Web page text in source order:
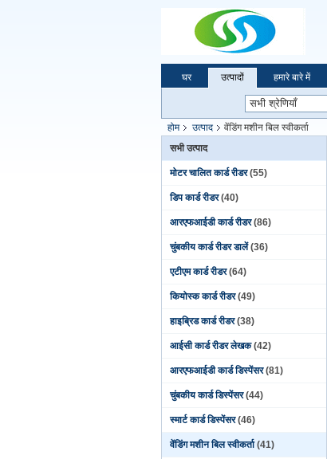
घर उत्पादों हमारे बारे में
होम उत्पाद
वेंडिंग मशीन बिल स्वीकर्ता
सभी उत्पाद
मोटर चालित कार्ड रीडर (55)
डिप कार्ड रीडर (40)
आरएफआईडी कार्ड रीडर (86)
चुंबकीय कार्ड रीडर डालें (36)
एटीएम कार्ड रीडर (64)
कियोस्क कार्ड रीडर (49)
हाइब्रिड कार्ड रीडर (38)
आईसी कार्ड रीडर लेखक (42)
आरएफआईडी कार्ड डिस्पेंसर (81)
चुंबकीय कार्ड डिस्पेंसर (44)
स्मार्ट कार्ड डिस्पेंसर (46)
वेंडिंग मशीन बिल स्वीकर्ता (41)